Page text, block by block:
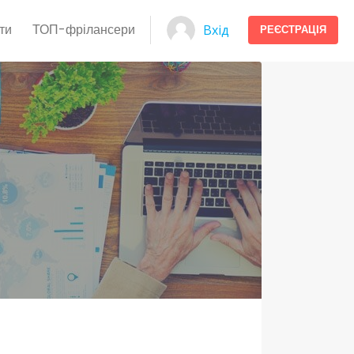
ТОП-фрілансери Вхід РЕЄСТРАЦІЯ